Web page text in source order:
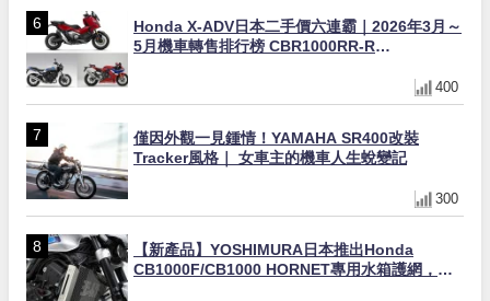
Honda X-ADV日本二手價六連霸｜2026年3月～
5月機車轉售排行榜 CBR1000RR-R
400
僅因外觀一見鍾情！YAMAHA SR400改裝
Tracker風格｜ 女車主的機車人生蛻變記
300
【新產品】YOSHIMURA日本推出Honda
CB1000F/CB1000 HORNET專用水箱護網，六